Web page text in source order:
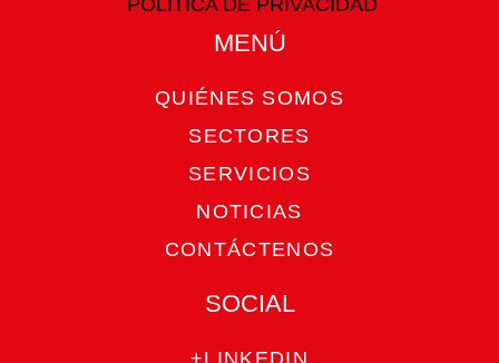
MENÚ​
QUIÉNES SOMOS
SECTORES
SERVICIOS
NOTICIAS
CONTÁCTENOS
SOCIAL
+LINKEDIN